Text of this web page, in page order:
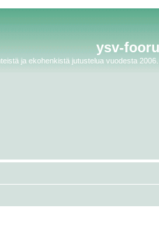
ysv-
ja ekohenkistä jutustelua vuodesta